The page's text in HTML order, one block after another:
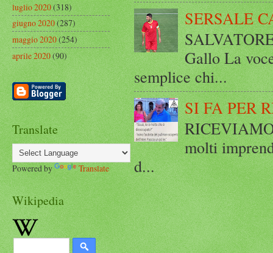
SERSALE
Gallo La
semplice chi...
SI FA PER
molti
d...
luglio 2020(318)
giugno 2020(287)
maggio 2020(254)
aprile 2020(90)
Translate
Powered by Translate
Wikipedia